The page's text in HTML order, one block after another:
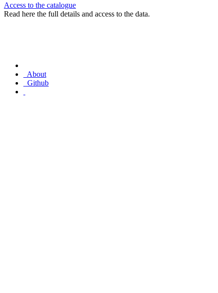
Access to the catalogue
Read here the full details and access to the data.
About
Github